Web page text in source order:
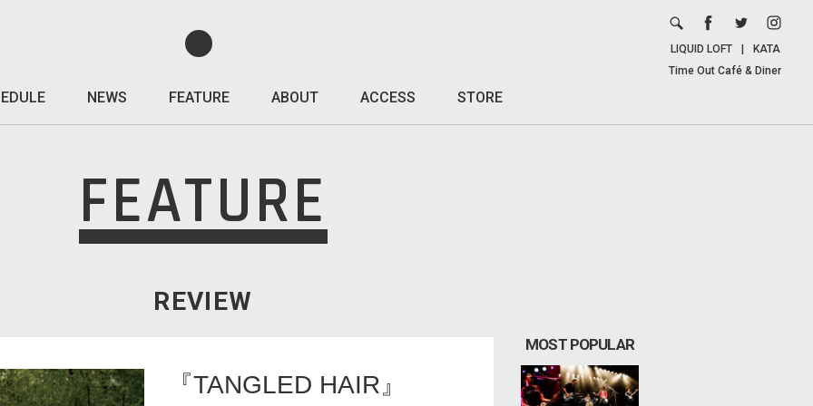
NEWS FEATURE ABOUT ACCESS STORE
LIQUID LOFT
KATA
Time Out Café & Diner
FEATURE
REVIEW
『TANGLED HAIR』
MOST POPULAR